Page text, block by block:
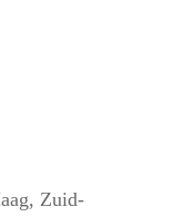
Zuid-